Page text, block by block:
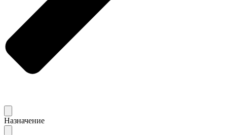
Назначение